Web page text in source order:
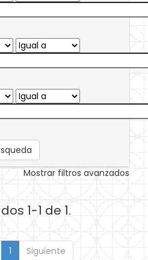
Mostrar filtros avanzados
1-1 de 1.
1 Siguiente